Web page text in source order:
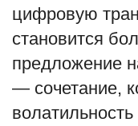
цифровую
становится
предложение
— сочетание,